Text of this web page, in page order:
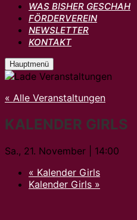
WAS BISHER GESCHAH
FÖRDERVEREIN
NEWSLETTER
KONTAKT
Hauptmenü
« Alle Veranstaltungen
KALENDER GIRLS
Sa., 21. November | 14:00
« Kalender Girls
Kalender Girls »